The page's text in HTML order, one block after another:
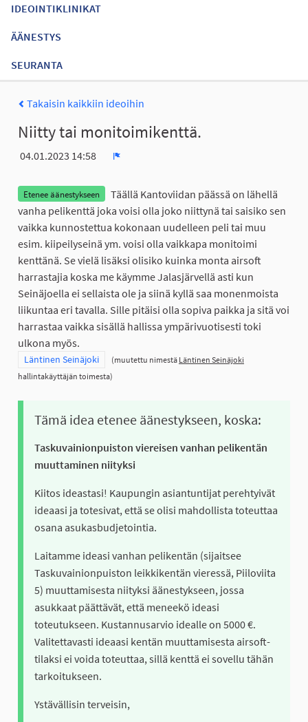
IDEOINTIKLINIKAT
ÄÄNESTYS
SEURANTA
Takaisin kaikkiin ideoihin
Niitty tai monitoimikenttä.
04.01.2023 14:58
Etenee äänestykseen
Täällä Kantoviidan päässä on lähellä
vanha pelikenttä joka voisi olla joko niittynä tai saisiko sen
vaikka kunnostettua kokonaan uudelleen peli tai muu
esim. kiipeilyseinä ym. voisi olla vaikkapa monitoimi
kenttänä. Se vielä lisäksi olisiko kuinka monta airsoft
harrastajia koska me käymme Jalasjärvellä asti kun
Seinäjoella ei sellaista ole ja siinä kyllä saa monenmoista
liikuntaa eri tavalla. Sille pitäisi olla sopiva paikka ja sitä voi
harrastaa vaikka sisällä hallissa ympärivuotisesti toki
ulkona myös.
Rajaa tulokset teeman mukaan: Läntinen Seinäjoki
Läntinen Seinäjoki (muutettu nimestä Läntinen Seinäjoki
hallintakäyttäjän toimesta)
Tämä idea etenee äänestykseen, koska:
Taskuvainionpuiston viereisen vanhan pelikentän
muuttaminen niityksi
Kiitos ideastasi! Kaupungin asiantuntijat perehtyivät
ideaasi ja totesivat, että se olisi mahdollista toteuttaa
osana asukasbudjetointia.
Laitamme ideasi vanhan pelikentän (sijaitsee
Taskuvainionpuiston leikkikentän vieressä, Piiloviita
5) muuttamisesta niityksi äänestykseen, jossa
asukkaat päättävät, että meneekö ideasi
toteutukseen. Kustannusarvio idealle on 5000 €.
Valitettavasti ideaasi kentän muuttamisesta airsoft-
tilaksi ei voida toteuttaa, sillä kenttä ei sovellu tähän
tarkoitukseen.
Ystävällisin terveisin,